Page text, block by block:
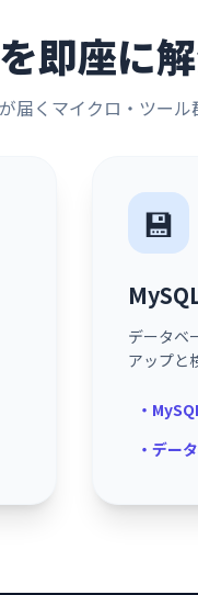
即座に
届くマイクロ・ツール
💾
データベ
アップと
・
・デー